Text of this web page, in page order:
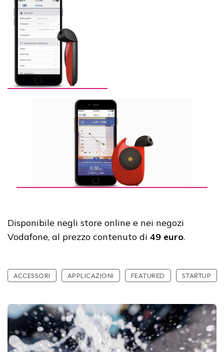
Disponibile negli store online e nei negozi
Vodafone, al prezzo contenuto di 49 euro.
ACCESSORI APPLICAZIONI FEATURED STARTUP